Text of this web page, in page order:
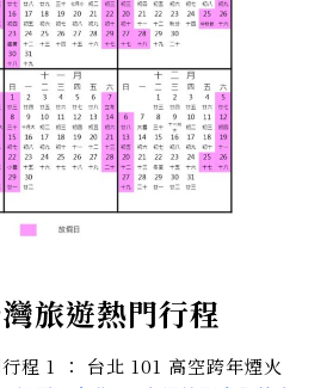
旅遊熱門行程
程 1 ： 台北 101 高空跨年煙火